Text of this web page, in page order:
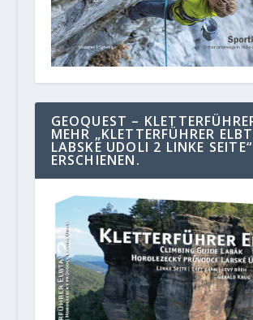
GEOQUEST –
MEHR „KLETTERFÜHRER
LABSKE UDOLI 2 LINKE SEITE“
ERSCHIENEN.